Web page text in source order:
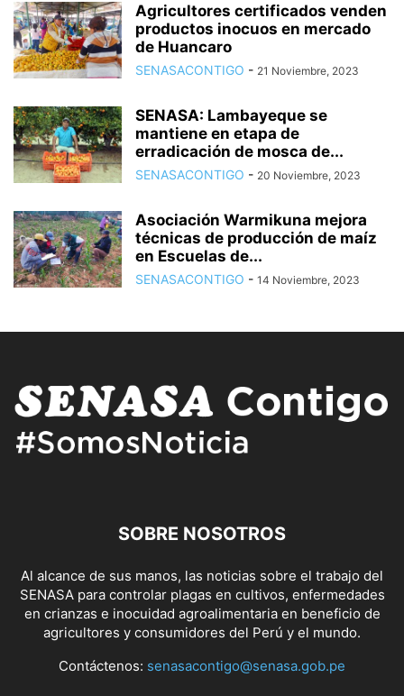
Agricultores certificados venden
productos inocuos en mercado
de Huancaro
SENASACONTIGO - 21 Noviembre, 2023
SENASA: Lambayeque se
mantiene en etapa de
erradicación de mosca de...
SENASACONTIGO - 20 Noviembre, 2023
Asociación Warmikuna mejora
técnicas de producción de maíz
en Escuelas de...
SENASACONTIGO - 14 Noviembre, 2023
SOBRE NOSOTROS
Al alcance de sus manos, las noticias sobre el trabajo del
SENASA para controlar plagas en cultivos, enfermedades
en crianzas e inocuidad agroalimentaria en beneficio de
agricultores y consumidores del Perú y el mundo.
Contáctenos: senasacontigo@senasa.gob.pe